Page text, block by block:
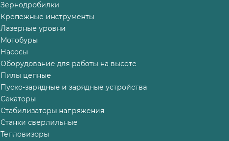
Зернодробилки
Крепёжные инструменты
Лазерные уровни
Мотобуры
Насосы
Оборудование для работы на высоте
Пилы цепные
Пуско-зарядные и зарядные устройства
Секаторы
Стабилизаторы напряжения
Станки сверлильные
Тепловизоры